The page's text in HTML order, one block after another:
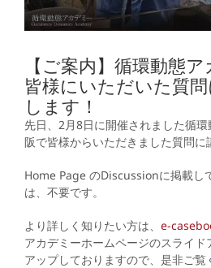
【ご案内】循環動態
皆様にいただいた質
します！
先日、2月8日に開催されました循
阪で皆様からいただきました質問に
Home Page のDiscussionに掲載し
は、不要です。
より詳しく知りたい方は、 e-
アカデミーホームページのスライ
アップしておりますので、是非ご覧